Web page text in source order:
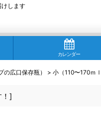
します
カレンダー
広口保存瓶） > 小（110〜170ｍｌ
]